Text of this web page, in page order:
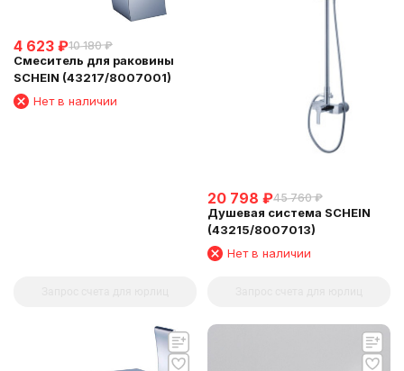
4 623 ₽10 180 ₽
Смеситель для раковины
SCHEIN (43217/8007001)
Нет в наличии
20 798 ₽45 760 ₽
Душевая система SCHEIN
(43215/8007013)
Нет в наличии